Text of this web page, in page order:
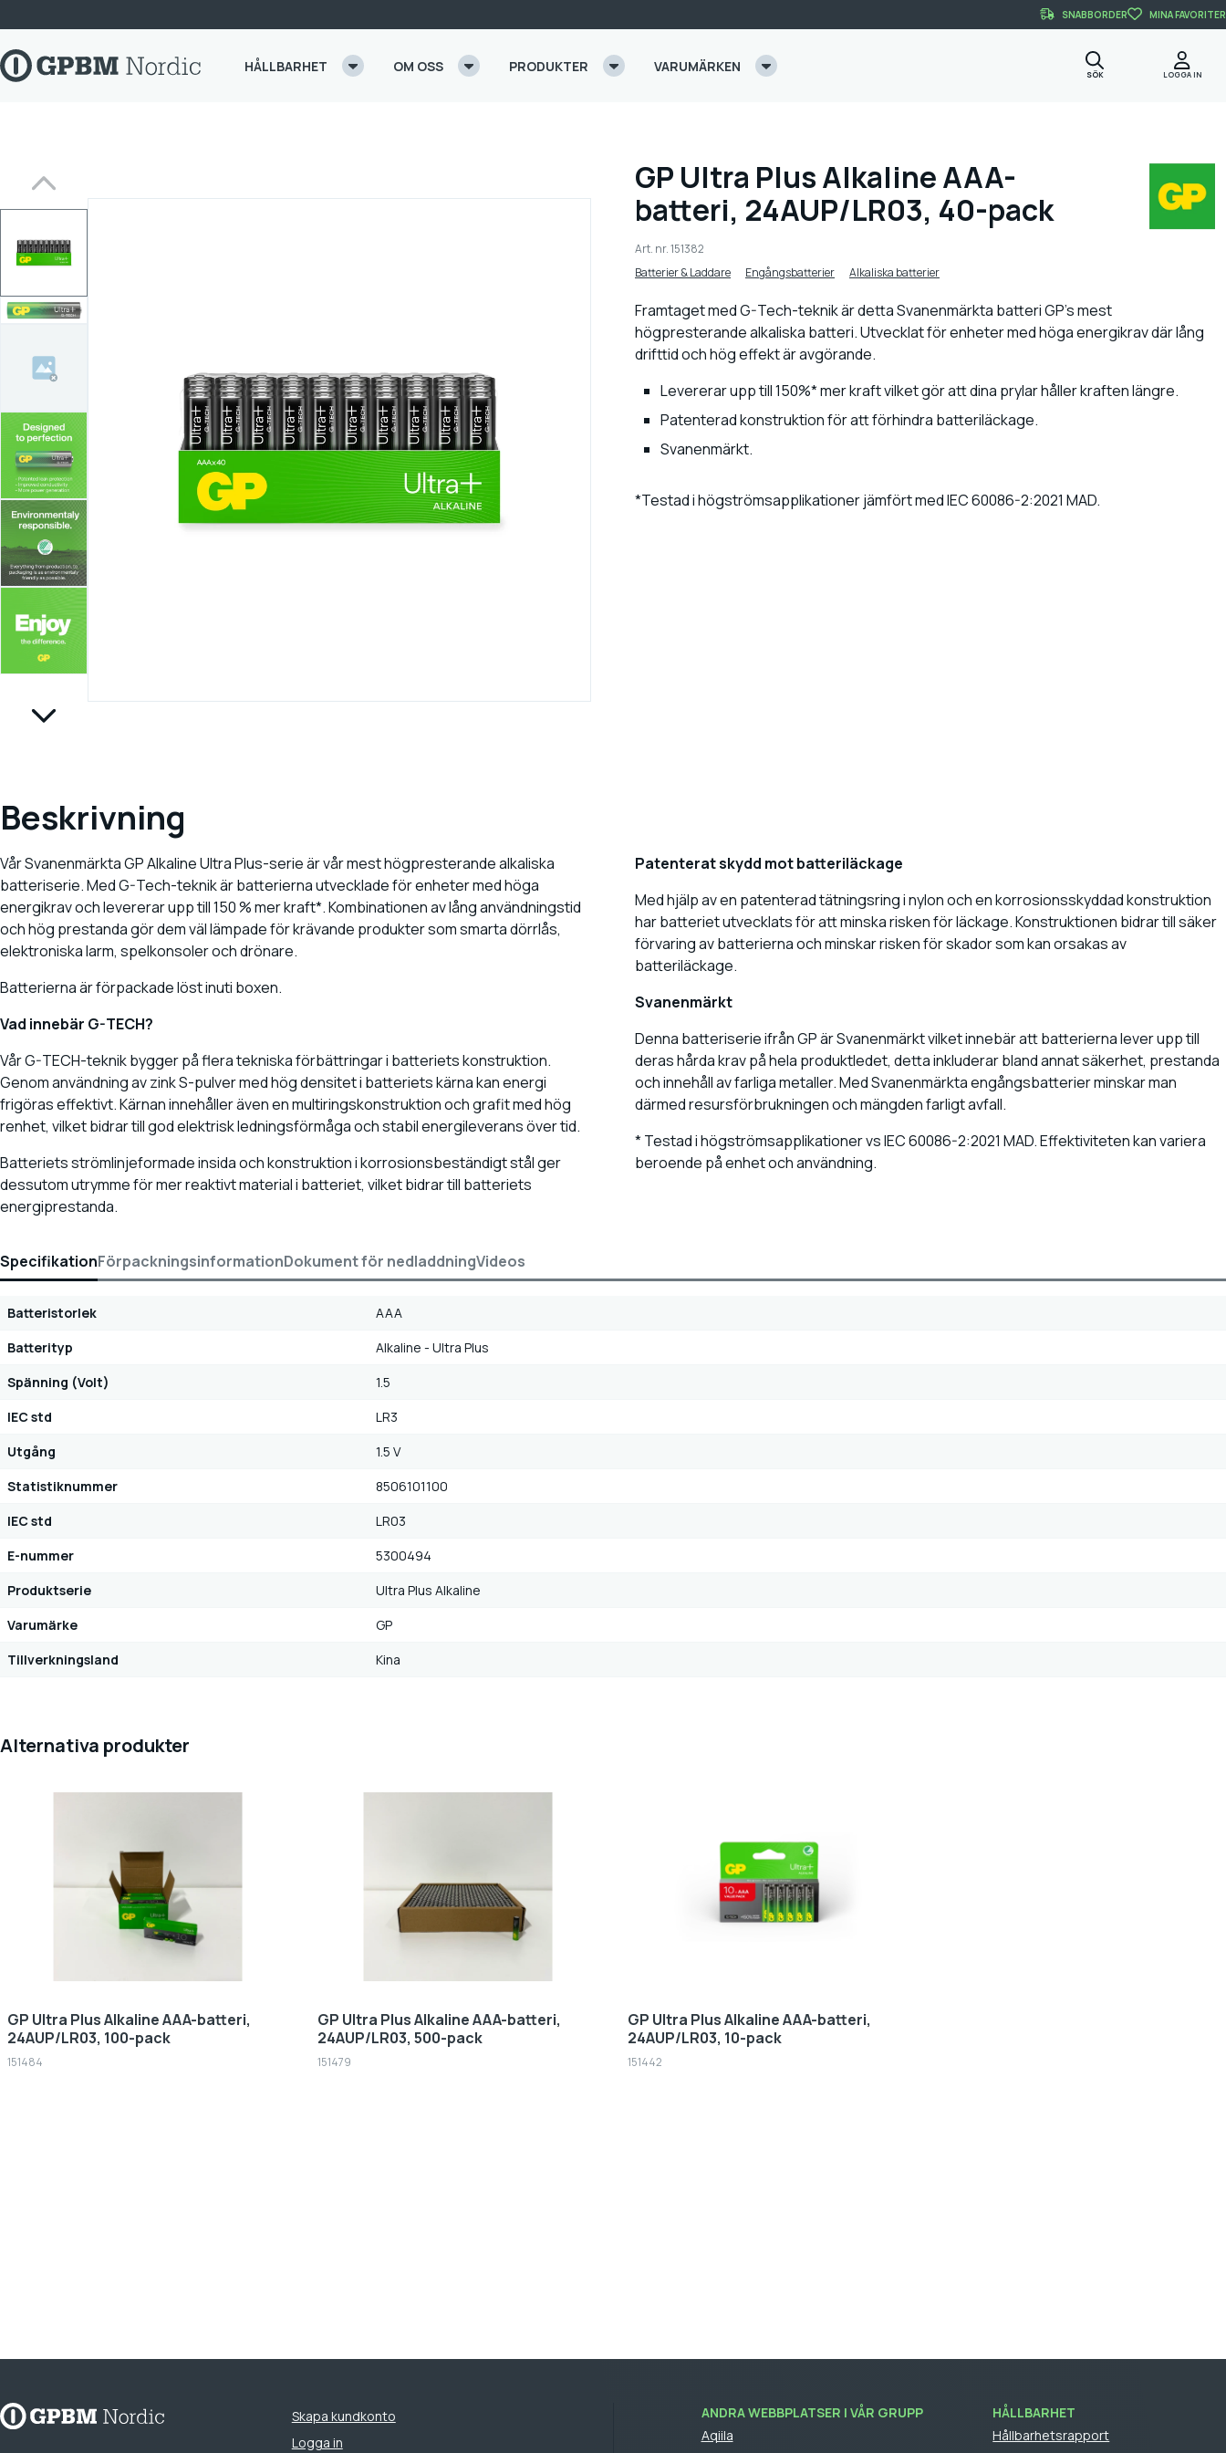
SNABBORDER MINA FAVORITER
HÅLLBARHET OM OSS PRODUKTER VARUMÄRKEN SÖK LOGGA IN
GP Ultra Plus Alkaline AAA-
batteri, 24AUP/LR03, 40-pack
Art. nr.151382
Batterier & Laddare
Engångsbatterier Alkaliska batterier
Framtaget med G-Tech-teknik är detta Svanenmärkta batteri GP's mest
högpresterande alkaliska batteri. Utvecklat för enheter med höga energikrav där lång
drifttid och hög effekt är avgörande.
Levererar upp till 150%* mer kraft vilket gör att dina prylar håller kraften längre.
Patenterad konstruktion för att förhindra batteriläckage.
Svanenmärkt.
*Testad i högströmsapplikationer jämfört med IEC 60086-2:2021 MAD.
Beskrivning
Vår Svanenmärkta GP Alkaline Ultra Plus-serie är vår mest högpresterande alkaliska
batteriserie. Med G-Tech-teknik är batterierna utvecklade för enheter med höga
energikrav och levererar upp till 150 % mer kraft*. Kombinationen av lång användningstid
och hög prestanda gör dem väl lämpade för krävande produkter som smarta dörrlås,
elektroniska larm, spelkonsoler och drönare.
Batterierna är förpackade löst inuti boxen.
Vad innebär G-TECH?
Vår G-TECH-teknik bygger på flera tekniska förbättringar i batteriets konstruktion.
Genom användning av zink S-pulver med hög densitet i batteriets kärna kan energi
frigöras effektivt. Kärnan innehåller även en multiringskonstruktion och grafit med hög
renhet, vilket bidrar till god elektrisk ledningsförmåga och stabil energileverans över tid.
Batteriets strömlinjeformade insida och konstruktion i korrosionsbeständigt stål ger
dessutom utrymme för mer reaktivt material i batteriet, vilket bidrar till batteriets
energiprestanda.
Patenterat skydd mot batteriläckage
Med hjälp av en patenterad tätningsring i nylon och en korrosionsskyddad konstruktion
har batteriet utvecklats för att minska risken för läckage. Konstruktionen bidrar till säker
förvaring av batterierna och minskar risken för skador som kan orsakas av
batteriläckage.
Svanenmärkt
Denna batteriserie ifrån GP är Svanenmärkt vilket innebär att batterierna lever upp till
deras hårda krav på hela produktledet, detta inkluderar bland annat säkerhet, prestanda
och innehåll av farliga metaller. Med Svanenmärkta engångsbatterier minskar man
därmed resursförbrukningen och mängden farligt avfall.
* Testad i högströmsapplikationer vs IEC 60086-2:2021 MAD. Effektiviteten kan variera
beroende på enhet och användning.
SpecifikationFörpackningsinformationDokument för nedladdningVideos
Batteristorlek
AAA
Batterityp
Alkaline - Ultra Plus
Spänning (Volt)
1.5
IEC std
LR3
Utgång
1.5 V
Statistiknummer
8506101100
IEC std
LR03
E-nummer
5300494
Produktserie
Ultra Plus Alkaline
Varumärke
GP
Tillverkningsland
Kina
Alternativa produkter
GP Ultra Plus Alkaline AAA-batteri,
24AUP/LR03, 100-pack
151484
GP Ultra Plus Alkaline AAA-batteri,
24AUP/LR03, 500-pack
151479
GP Ultra Plus Alkaline AAA-batteri,
24AUP/LR03, 10-pack
151442
Skapa kundkonto
Logga in
ANDRA WEBBPLATSER I VÅR GRUPP
Aqiila
HÅLLBARHET
Hållbarhetsrapport